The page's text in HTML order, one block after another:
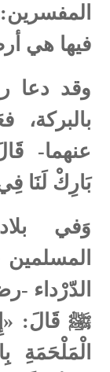
فيها هي
وقد دعا
عنهما-
بَارِكْ لَنَا
وَفي
الدّرْداء
ﷺ قَالَ:
الْمَلْحَمَةِ